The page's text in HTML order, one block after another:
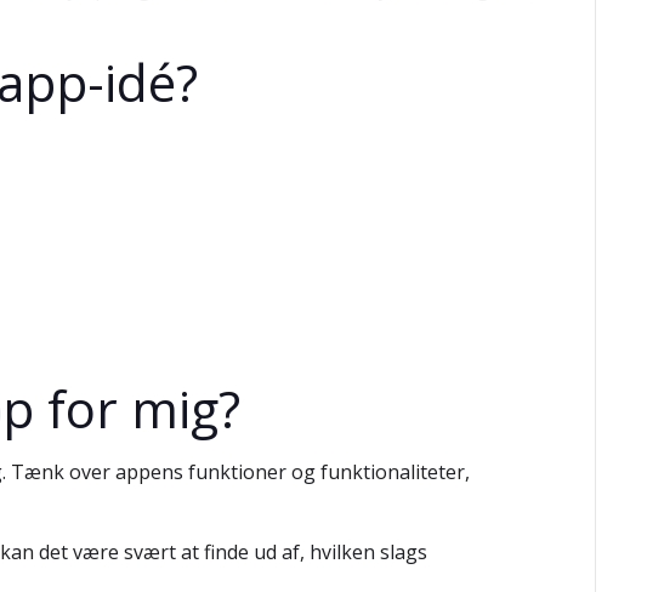
idé?
for mig?
Tænk over appens funktioner og funktionaliteter,
det være svært at finde ud af, hvilken slags